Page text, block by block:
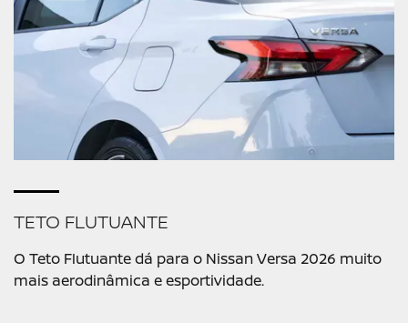
TETO FLUTUANTE
O Teto Flutuante dá para o Nissan Versa 2026 muito
mais aerodinâmica e esportividade.